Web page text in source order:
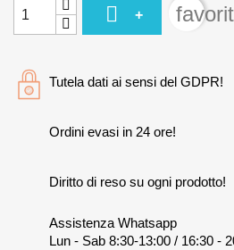
 +
Tutela dati ai sensi del GDPR!
Ordini evasi in 24 ore!
Diritto di reso su ogni prodotto!
Assistenza Whatsapp
Lun - Sab 8:30-13:00 / 16:30 -